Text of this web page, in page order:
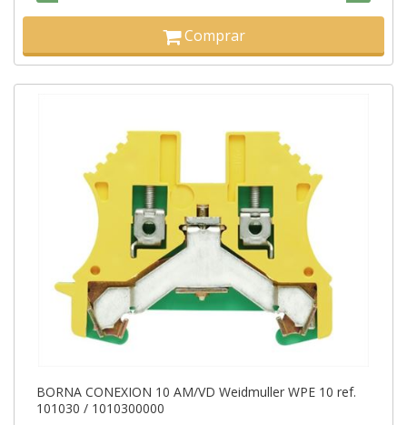
Comprar
BORNA CONEXION 10 AM/VD Weidmuller WPE 10 ref.
101030 / 1010300000